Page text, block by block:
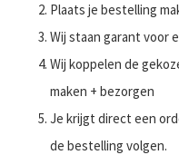
Plaats je bestelling
Wij staan garant voor
Wij koppelen de
maken + bezorgen
Je krijgt direct een
de bestelling volgen.